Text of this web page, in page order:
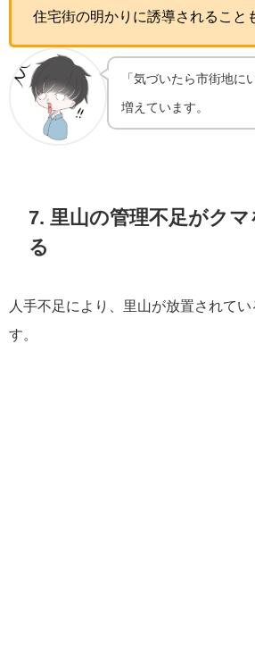
住宅街の明かりに誘導されること
「気づいたら市街地に
増えています。
7. 里山の管理不足がク
る
人手不足により、里山が放置されて
す。